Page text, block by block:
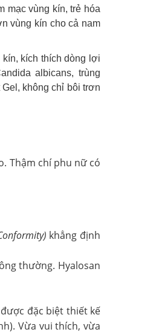
mạc vùng kín, trẻ hóa
vùng kín cho cả nam
kích thích dòng lợi
albicans, trùng
không chỉ bôi trơn
Thậm chí phu nữ có
khẳng định
thường. Hyalosan
đặc biệt thiết kế
Vừa vui thích, vừa